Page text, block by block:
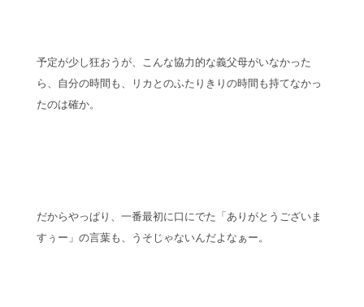
予定が少し狂おうが、こんな協力的な義父母がいなかった
ら、自分の時間も、リカとのふたりきりの時間も持てなかっ
たのは確か。
だからやっぱり、一番最初に口にでた「ありがとうございま
すぅー」の言葉も、うそじゃないんだよなぁー。